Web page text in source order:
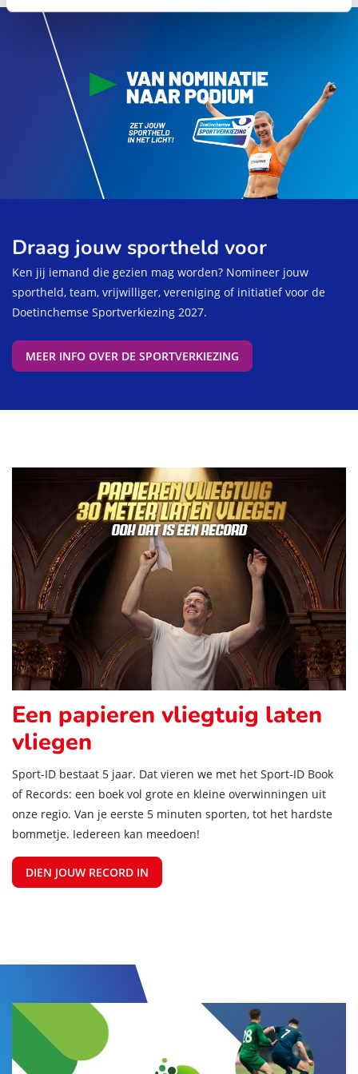
Draag jouw sportheld voor
Ken jij iemand die gezien mag worden? Nomineer jouw
sportheld, team, vrijwilliger, vereniging of initiatief voor de
Doetinchemse Sportverkiezing 2027.
MEER INFO OVER DE SPORTVERKIEZING
Een papieren vliegtuig laten
vliegen
Sport-ID bestaat 5 jaar. Dat vieren we met het Sport-ID Book
of Records: een boek vol grote en kleine overwinningen uit
onze regio. Van je eerste 5 minuten sporten, tot het hardste
bommetje. Iedereen kan meedoen!
DIEN JOUW RECORD IN